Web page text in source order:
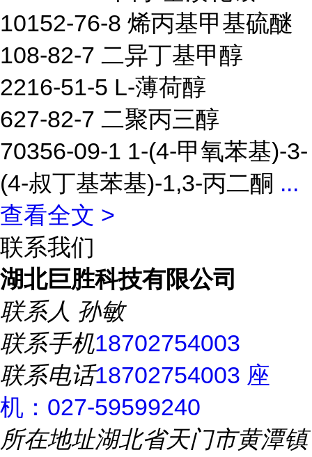
10152-76-8 烯丙基甲基硫醚
108-82-7 二异丁基甲醇
2216-51-5 L-薄荷醇
627-82-7 二聚丙三醇
70356-09-1 1-(4-甲氧苯基)-3-
(4-叔丁基苯基)-1,3-丙二酮 ...
查看全文 >
联系我们
湖北巨胜科技有限公司
联系人 孙敏
联系手机18702754003
联系电话18702754003 座
机：027-59599240
所在地址湖北省天门市黄潭镇